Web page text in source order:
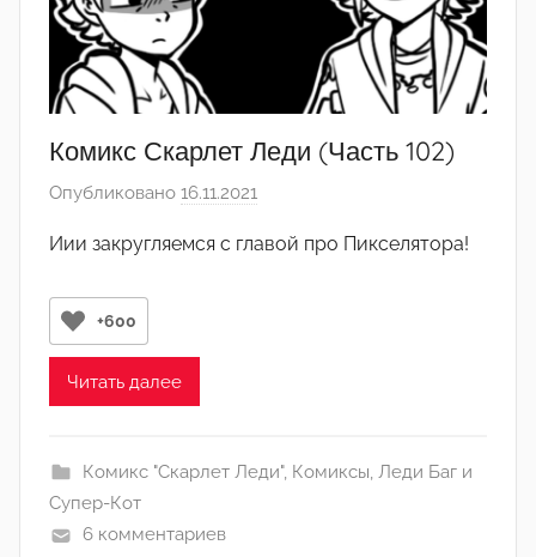
Комикс Скарлет Леди (Часть 102)
Опубликовано 16.11.2021
т
o
Иии закругляемся с главой про Пикселятора!
+600
Читать далее
Комикс "Скарлет Леди", Комиксы, Леди Баг и
Супер-Кот
6 комментариев